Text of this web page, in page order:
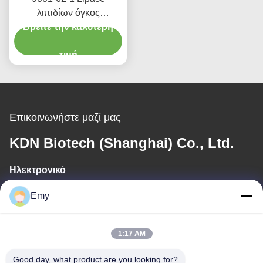
λιπιδίων όγκος
πρόσθετων ουσιών
διαρροών πετρελαίου ΕΚ
Βρείτε την καλύτερη
τιμή
Επικοινωνήστε μαζί μας
KDN Biotech (Shanghai) Co., Ltd.
Ηλεκτρονικό
panxy@vlandgroup.com
Emy
1:17 AM
Good day, what product are you looking for?